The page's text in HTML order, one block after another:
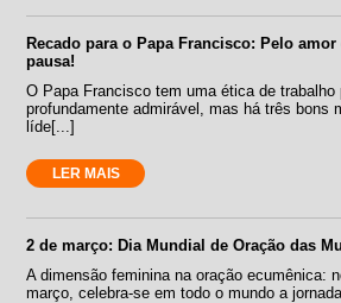
Recado para o Papa Francisco: Pelo amor
pausa!
O Papa Francisco tem uma ética de trabalho
profundamente admirável, mas há três bons
líde[...]
LER MAIS
2 de março: Dia Mundial de Oração das
A dimensão feminina na oração ecumênica:
março, celebra-se em todo o mundo a